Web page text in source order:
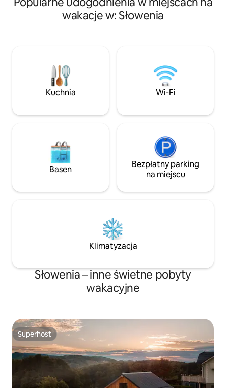
w romantycznym drewnianym domku
z panoramicznymi widokami, foteliem
znajduje się jacuzzi pod gwiazdami,
a wokół panuje spokój dziewiczej
przyrody. Idealne miejsce dla par, które
szukają luksusowych rozkoszów i relaksu
sanktuarium! Identyfikator RNO: 108171
urokiem,
spokojny
się przestronnym
pięknymi
ogromnej wannie.
rowerów i
wakacje w: Słowenia
Kuchnia Wi-Fi
Basen
Bezpłatny parking
na miejscu
Klimatyzacja
Słowenia – inne świetne pobyty
wakacyjne
Superhost
Superhost